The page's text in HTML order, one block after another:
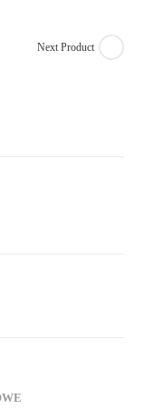
Next Product